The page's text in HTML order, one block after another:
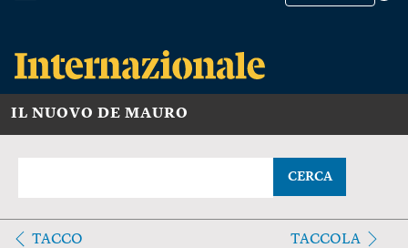
IL NUOVO DE MAURO
CERCA
TACCO TACCOLA